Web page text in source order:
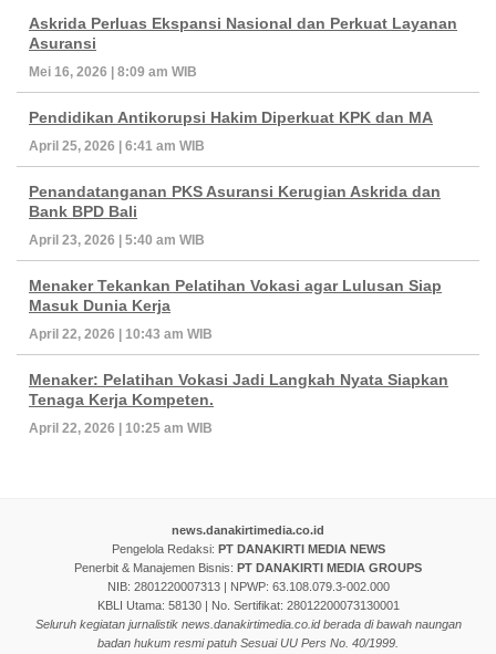
Askrida Perluas Ekspansi Nasional dan Perkuat Layanan
Asuransi
Mei 16, 2026 | 8:09 am WIB
Pendidikan Antikorupsi Hakim Diperkuat KPK dan MA
April 25, 2026 | 6:41 am WIB
Penandatanganan PKS Asuransi Kerugian Askrida dan
Bank BPD Bali
April 23, 2026 | 5:40 am WIB
Menaker Tekankan Pelatihan Vokasi agar Lulusan Siap
Masuk Dunia Kerja
April 22, 2026 | 10:43 am WIB
Menaker: Pelatihan Vokasi Jadi Langkah Nyata Siapkan
Tenaga Kerja Kompeten.
April 22, 2026 | 10:25 am WIB
news.danakirtimedia.co.id
Pengelola Redaksi: PT DANAKIRTI MEDIA NEWS
Penerbit & Manajemen Bisnis: PT DANAKIRTI MEDIA GROUPS
NIB: 2801220007313 | NPWP: 63.108.079.3-002.000
KBLI Utama: 58130 | No. Sertifikat: 28012200073130001
Seluruh kegiatan jurnalistik news.danakirtimedia.co.id berada di bawah naungan
badan hukum resmi patuh Sesuai UU Pers No. 40/1999.